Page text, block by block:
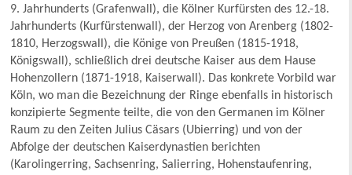
9. Jahrhunderts (Grafenwall), die Kölner Kurfürsten des 12.-18.
Jahrhunderts (Kurfürstenwall), der Herzog von Arenberg (1802-
1810, Herzogswall), die Könige von Preußen (1815-1918,
Königswall), schließlich drei deutsche Kaiser aus dem Hause
Hohenzollern (1871-1918, Kaiserwall). Das konkrete Vorbild war
Köln, wo man die Bezeichnung der Ringe ebenfalls in historisch
konzipierte Segmente teilte, die von den Germanen im Kölner
Raum zu den Zeiten Julius Cäsars (Ubierring) und von der
Abfolge der deutschen Kaiserdynastien berichten
(Karolingerring, Sachsenring, Salierring, Hohenstaufenring,